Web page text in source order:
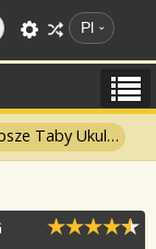
Pl
Taby Ukulele